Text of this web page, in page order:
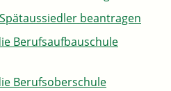
beantragen
Berufsaufbauschule
Berufsoberschule